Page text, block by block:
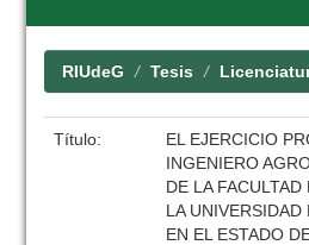
RIUdeG Tesis
Título:
EL EJERCICIO
INGENIERO
DE LA
LA
EN EL ESTADO